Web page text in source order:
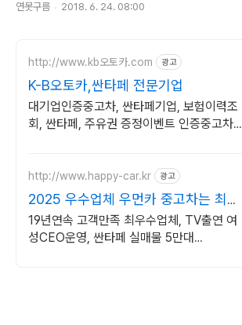
연못구름 2018. 6. 24. 08:00
http://www.kb오토카.com 광고
K-B오토카,싼타페 전문기업
대기업인증중고차, 싼타페기업, 보험이력조
회, 싼타페, 주유권 증정이벤트 인증중고차 7
http://www.happy-car.kr 광고
2025 우수업체 우먼카 중고차는 최우
수모범업체에서!
19년연속 고객만족 최우수업체, TV출연 여
성CEO운영, 싼타페 실매물 5만대